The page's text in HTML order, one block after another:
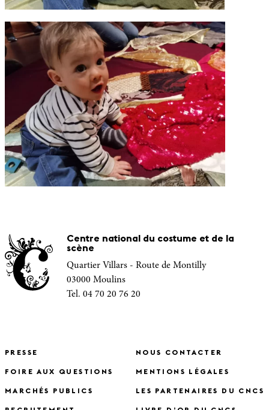
Centre national du costume et de la
scène
Quartier Villars - Route de Montilly
03000 Moulins
Tel. 04 70 20 76 20
PRESSE
FOIRE AUX QUESTIONS
MARCHÉS PUBLICS
NOUS CONTACTER
MENTIONS LÉGALES
LES PARTENAIRES DU CNCS